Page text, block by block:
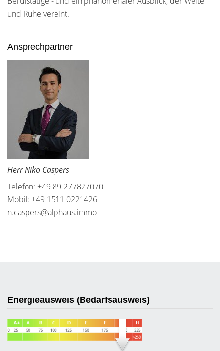
und Ruhe vereint.
Ansprechpartner
Herr Niko Caspers
Telefon: +49 89 277827070
Mobil: +49 1511 0221426
n.caspers@alphaus.immo
Energieausweis (Bedarfsausweis)